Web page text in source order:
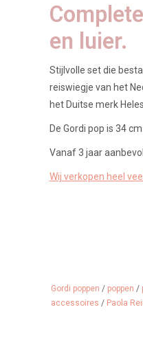
en luier.
Stijlvolle set die
reiswiegje van het
het Duitse merk
De Gordi pop is 34
Vanaf 3 jaar
Wij verkopen heel
Gordi poppen / poppen /
accessoires / Paola